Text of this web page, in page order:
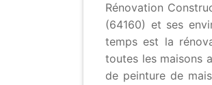
Rénovation
(64160) et ses
temps est la
toutes les maisons
de peinture de